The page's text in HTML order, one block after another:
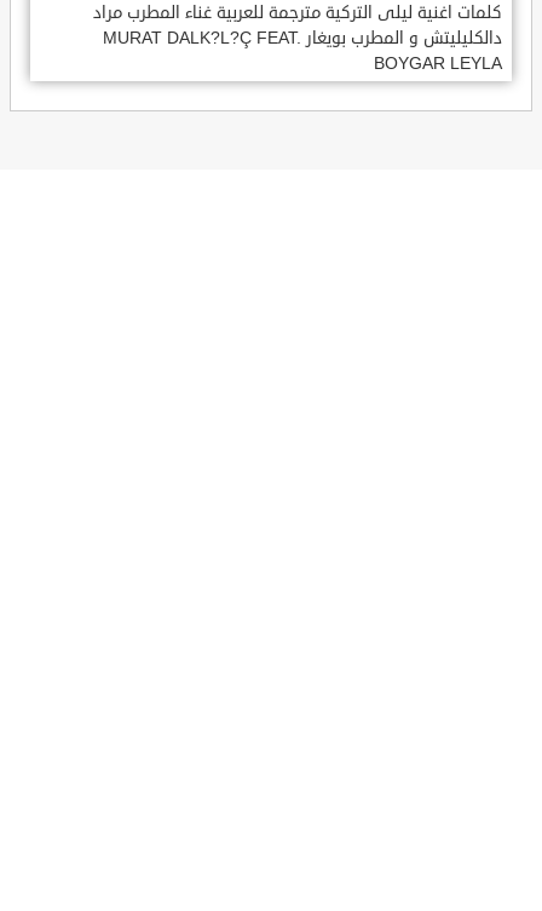
كلمات اغنية ليلى التركية مترجمة للعربية غناء المطرب مراد
دالكليليتش و المطرب بويغار MURAT DALK?L?Ç FEAT.
BOYGAR LEYLA